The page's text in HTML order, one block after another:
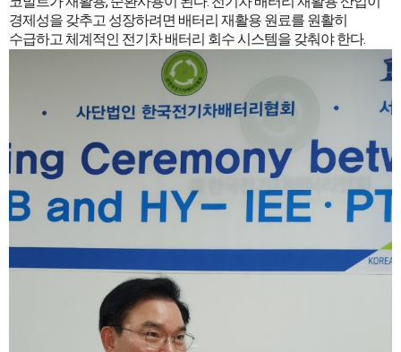
경제성을 갖추고 성장하려면 배터리 재활용 원료를 원활히
수급하고 체계적인 전기차 배터리 회수 시스템을 갖춰야 한다.